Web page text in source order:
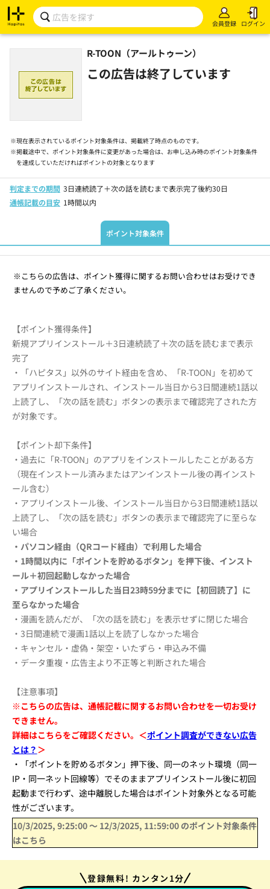
会員登録 ログイン
R-TOON（アールトゥーン）
この広告は終了しています
※現在表示されているポイント対象条件は、掲載終了時点のものです。
※掲載途中で、ポイント対象条件に変更があった場合は、お申し込み時のポイント対象条件
を達成していただければポイントの対象となります
判定までの期間 3日連続読了＋次の話を読むまで表示完了後約30日
通帳記載の目安 1時間以内
ポイント対象条件
※こちらの広告は、ポイント獲得に関するお問い合わせはお受けでき
ませんので予めご了承ください。
【ポイント獲得条件】
新規アプリインストール＋3日連続読了＋次の話を読むまで表示
完了
・「ハピタス」以外のサイト経由を含め、「R-TOON」を初めて
アプリインストールされ、インストール当日から3日間連続1話以
上読了し、「次の話を読む」ボタンの表示まで確認完了された方
が対象です。
【ポイント却下条件】
・過去に「R-TOON」のアプリをインストールしたことがある方
（現在インストール済みまたはアンインストール後の再インスト
ール含む）
・アプリインストール後、インストール当日から3日間連続1話以
上読了し、「次の話を読む」ボタンの表示まで確認完了に至らな
い場合
・パソコン経由（QRコード経由）で利用した場合
・1時間以内に「ポイントを貯めるボタン」を押下後、インスト
ール＋初回起動しなかった場合
・アプリインストールした当日23時59分までに【初回読了】に
至らなかった場合
・漫画を読んだが、「次の話を読む」を表示せずに閉じた場合
・3日間連続で漫画1話以上を読了しなかった場合
・キャンセル・虚偽・架空・いたずら・申込み不備
・データ重複・広告主より不正等と判断された場合
【注意事項】
※こちらの広告は、通帳記載に関するお問い合わせを一切お受け
できません。
詳細はこちらをご確認ください。＜ポイント調査ができない広告
とは？ ＞
・「ポイントを貯めるボタン」押下後、同一のネット環境（同一
IP・同一ネット回線等）でそのままアプリインストール後に初回
起動まで行わず、途中離脱した場合はポイント対象外となる可能
性がございます。
10/3/2025, 9:25:00〜 12/3/2025, 11:59:00 のポイント対象条件
はこちら
登録無料! カンタン1分